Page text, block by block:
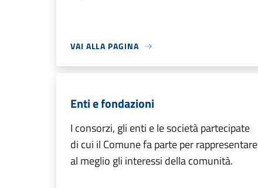
VAI ALLA PAGINA
Enti e fondazioni
I consorzi, gli enti e le società partecipate
di cui il Comune fa parte per rappresentare
al meglio gli interessi della comunità.